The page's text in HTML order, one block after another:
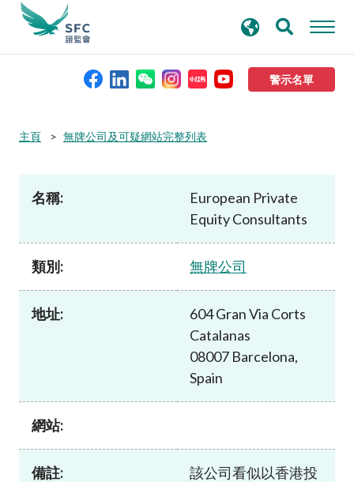
警示名單
本會簡介
資料庫
新聞稿及公布
尋
主頁 無牌公司及可疑網站完整列表
名稱:
European Private
Equity Consultants
類別: 無牌公司
地址:
604 Gran Via Corts
Catalanas
08007 Barcelona,
Spain
網站:
備註:
該公司看似以香港投